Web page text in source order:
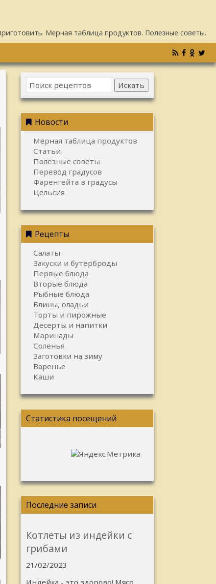
Мерная таблица продуктов. Полезные советы.
Искать
Новости
Мерная таблица продуктов
Статьи
Полезные советы
Перевод градусов
Фаренгейта в градусы
Цельсия
Рецепты
Салаты
Закуски и бутерброды
Первые блюда
Вторые блюда
Рыбные блюда
Блины, оладьи
Торты и пирожные
Десерты и напитки
Маринады
Соленья
Заготовки на зиму
Варенье
Каши
Статистика посещений
Последние записи
Котлеты из индейки с
грибами
21/02/2023
Индейка - это здорово! Мясо